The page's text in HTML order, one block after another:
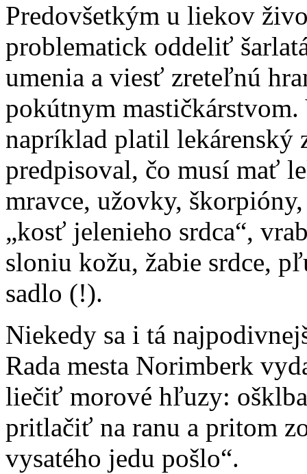
Predovšetkým u liekov
problematick oddeliť
umenia a viesť zreteľnú
pokútnym
napríklad platil lekárenský
predpisoval, čo musí mať
mravce, užovky,
„kosť jelenieho srdca“,
sloniu kožu, žabie srdce,
sadlo (!).
Niekedy sa i tá
Rada mesta Norimberk
liečiť morové hľuzy:
pritlačiť na ranu a pritom
vysatého jedu pošlo“.